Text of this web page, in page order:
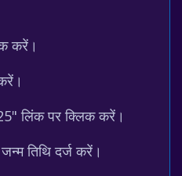
करें।
लिंक पर क्लिक करें।
तिथि दर्ज करें।